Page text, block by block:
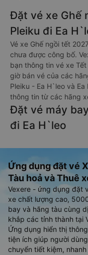
Đặt vé xe Ghế
Pleiku đi Ea
Vé xe Ghế ngồi tết
chưa được công bố.
bạn thông tin vé xe
giờ bán vé của các
Pleiku - Ea H`leo và
thông tin từ các hãng
Đặt vé máy
đi Ea H`leo
Ứng dụng đặt vé
Tàu hoả và Thuê
Vexere - ứng dụng đặt
xe chất lượng cao,
bay và hãng tàu cùng
khắp các tỉnh thành tại
Ứng dụng hiển thị
tiện ích giúp người
chuyển tiết kiệm,